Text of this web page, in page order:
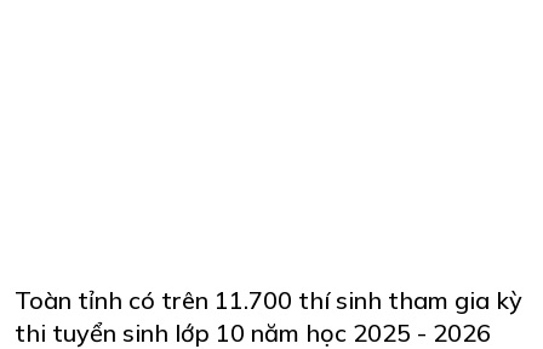
Toàn tỉnh có trên 11.700 thí sinh tham gia kỳ
thi tuyển sinh lớp 10 năm học 2025 - 2026